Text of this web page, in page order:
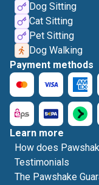
Dog Sitting
Cat Sitting
Pet Sitting
Dog Walking
Payment methods
Learn more
How does
Testimonials
The Pawshake